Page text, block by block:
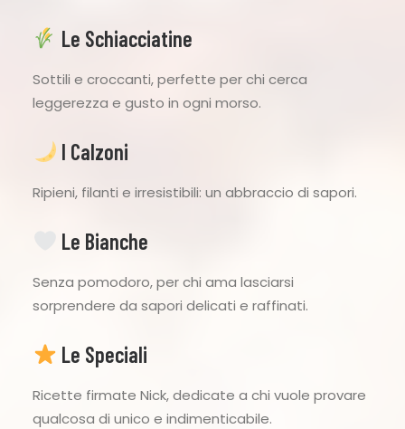
Le Schiacciatine
Sottili e croccanti, perfette per chi cerca
leggerezza e gusto in ogni morso.
I Calzoni
Ripieni, filanti e irresistibili: un abbraccio di sapori.
Le Bianche
Senza pomodoro, per chi ama lasciarsi
sorprendere da sapori delicati e raffinati.
Le Speciali
Ricette firmate Nick, dedicate a chi vuole provare
qualcosa di unico e indimenticabile.